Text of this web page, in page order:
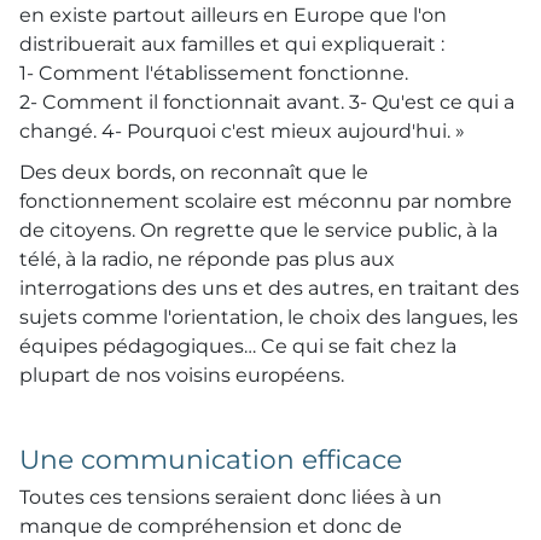
en existe partout ailleurs en Europe que l'on
distribuerait aux familles et qui expliquerait :
1- Comment l'établissement fonctionne.
2- Comment il fonctionnait avant. 3- Qu'est ce qui a
changé. 4- Pourquoi c'est mieux aujourd'hui. »
Des deux bords, on reconnaît que le
fonctionnement scolaire est méconnu par nombre
de citoyens. On regrette que le service public, à la
télé, à la radio, ne réponde pas plus aux
interrogations des uns et des autres, en traitant des
sujets comme l'orientation, le choix des langues, les
équipes pédagogiques… Ce qui se fait chez la
plupart de nos voisins européens.
Une communication efficace
Toutes ces tensions seraient donc liées à un
manque de compréhension et donc de